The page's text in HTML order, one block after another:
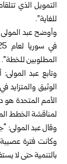
التمويل الذي
للغاية”.
وأوضح عبد المولى
المطلوبين للخطة”.
وتابع عبد
الوثيق
الأمم المتحدة
لمناقشة الخطط
وكانت فترة
بالتنمية حتى لا